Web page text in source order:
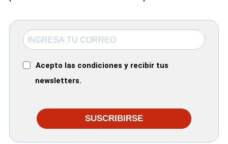
Acepto las condiciones y recibir tus
newsletters.
SUSCRIBIRSE